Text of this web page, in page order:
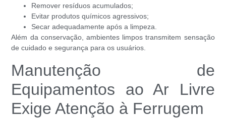
Remover resíduos acumulados;
Evitar produtos químicos agressivos;
Secar adequadamente após a limpeza.
Além da conservação, ambientes limpos transmitem sensação
de cuidado e segurança para os usuários.
Manutenção de
Equipamentos ao Ar Livre
Exige Atenção à Ferrugem